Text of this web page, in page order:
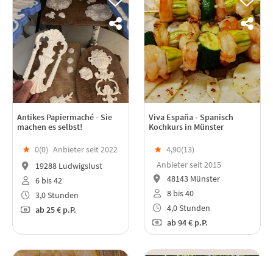
Antikes Papiermaché - Sie
machen es selbst!
★ 0(0) Anbieter seit 2022
19288 Ludwigslust
6 bis 42
3,0 Stunden
ab25 € p.P.
Viva España - Spanisch
Kochkurs in Münster
★ 4,90(13)
Anbieter seit 2015
48143 Münster
8 bis 40
4,0 Stunden
ab94 € p.P.